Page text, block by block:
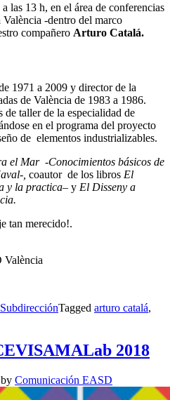
las 13 h, en el área de conferencias
-dentro del marco
compañero Arturo Catalá.
1971 a 2009 y director de la
de València de 1983 a 1986.
taller de la especialidad de
en el programa del proyecto
de elementos industrializables.
el Mar -Conocimientos básicos de
, coautor de los libros El
y la practica– y El Disseny a
tan merecido!.
València
SubdirecciónTagged arturo catalá,
2018
by Comunicación EASD